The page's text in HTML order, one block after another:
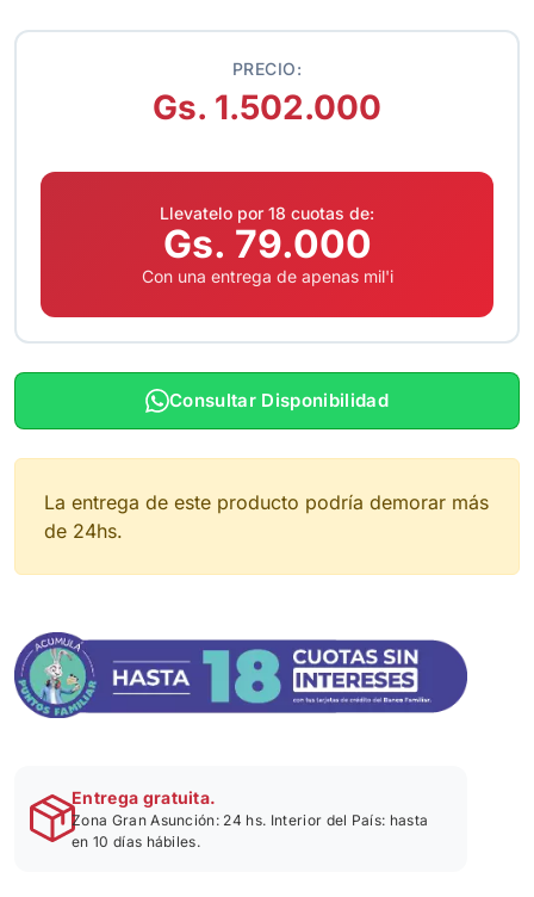
PRECIO:
Gs. 1.502.000
Llevatelo por 18 cuotas de:
Gs. 79.000
Con una entrega de apenas mil'i
Consultar Disponibilidad
La entrega de este producto podría demorar más
de 24hs.
Entrega gratuita.
Zona Gran Asunción: 24 hs. Interior del País: hasta
en 10 días hábiles.